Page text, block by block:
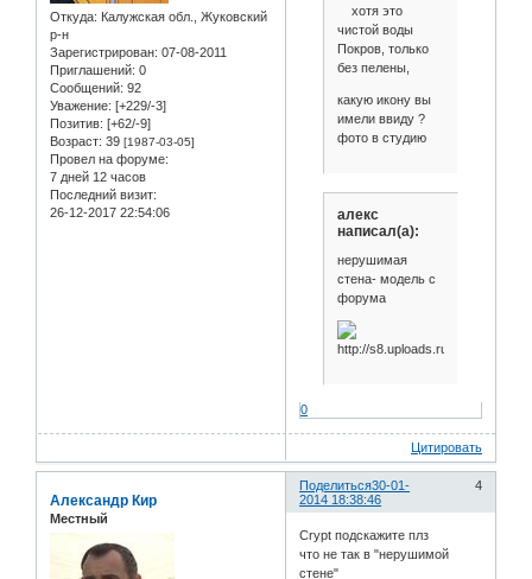
Откуда: Калужская обл., Жуковский
р-н
Зарегистрирован: 07-08-2011
Приглашений: 0
Сообщений: 92
Уважение: [+229/-3]
Позитив: [+62/-9]
Возраст: 39 [1987-03-05]
Провел на форуме:
7 дней 12 часов
Последний визит:
26-12-2017 22:54:06
хотя это
чистой воды
Покров, только
без пелены,
какую икону вы
имели ввиду ?
фото в студию
алекс
написал(а):
нерушимая
стена- модель с
форума
0
Цитировать
Поделиться 4
30-01-
2014 18:38:46
Александр Кир
Местный
Crypt подскажите плз
что не так в "нерушимой
стене"